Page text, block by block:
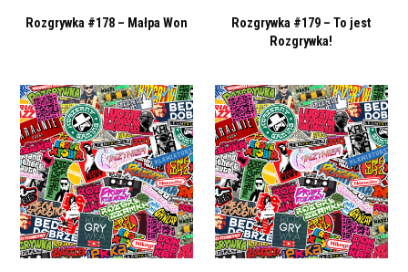
Rozgrywka #178 – Małpa Won
Rozgrywka #179 – To jest
Rozgrywka!